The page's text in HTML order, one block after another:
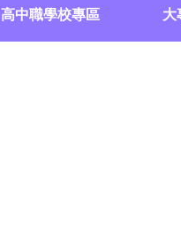
高中職學校專區 大